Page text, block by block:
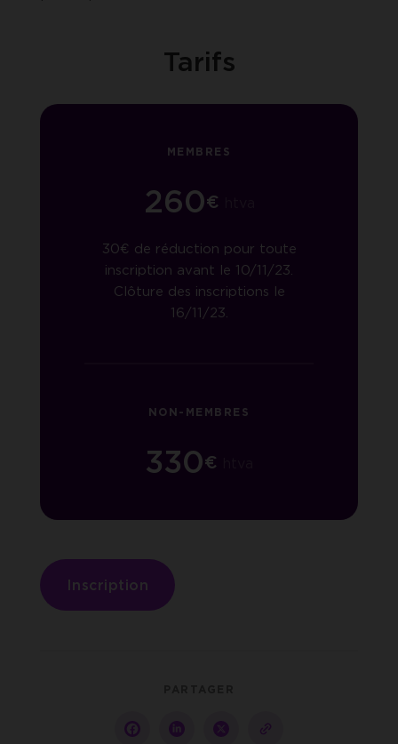
Tarifs
MEMBRES
260€
30€ de réduction pour toute
inscription avant le 10/11/23.
Clôture des inscriptions le
16/11/23.
NON-MEMBRES
330€
Inscription
PartagerPartagerPartagercopy-